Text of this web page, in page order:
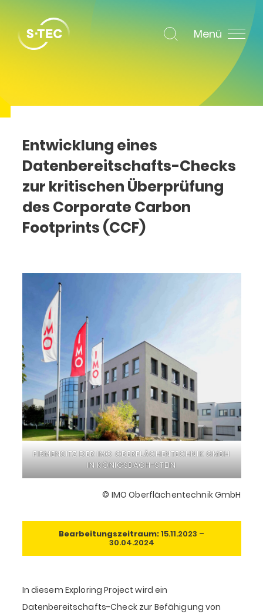
Menü
Entwicklung eines
Datenbereitschafts-Checks
zur kritischen Überprüfung
des Corporate Carbon
Footprints (CCF)
FIRMENSITZ DER IMO OBERFLÄCHENTECHNIK GMBH
IN KÖNIGSBACH-STEIN
© IMO Oberflächentechnik GmbH
Bearbeitungszeitraum:15.11.2023 –
30.04.2024
In diesem Exploring Project wird ein
Datenbereitschafts-Check zur Befähigung von